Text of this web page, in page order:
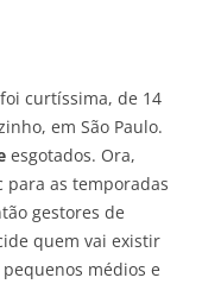
foi curtíssima, de 14
em São Paulo.
esgotados. Ora,
para as temporadas
gestores de
quem vai existir
médios e